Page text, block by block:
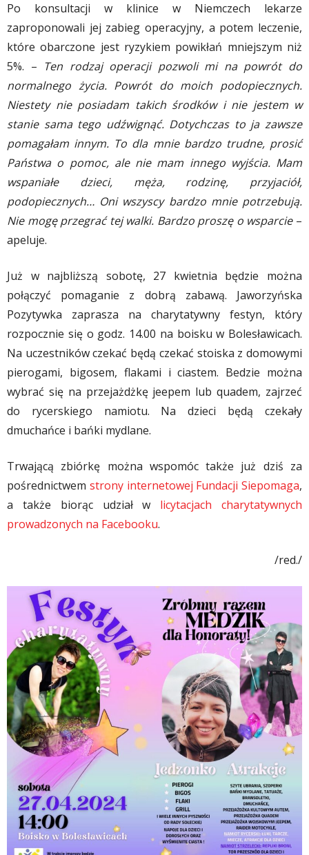
Po konsultacji w klinice w Niemczech lekarze
zaproponowali jej zabieg operacyjny, a potem leczenie,
które obarczone jest ryzykiem powikłań mniejszym niż
5%. – Ten rodzaj operacji pozwoli mi na powrót do
normalnego życia. Powrót do moich podopiecznych.
Niestety nie posiadam takich środków i nie jestem w
stanie sama tego udźwignąć. Dotychczas to ja zawsze
pomagałam innym. To dla mnie bardzo trudne, prosić
Państwa o pomoc, ale nie mam innego wyjścia. Mam
wspaniałe dzieci, męża, rodzinę, przyjaciół,
podopiecznych… Oni wszyscy bardzo mnie potrzebują.
Nie mogę przegrać tej walki. Bardzo proszę o wsparcie–
apeluje.
Już w najbliższą sobotę, 27 kwietnia będzie można
połączyć pomaganie z dobrą zabawą. Jaworzyńska
Pozytywka zaprasza na charytatywny festyn, który
rozpocznie się o godz. 14.00 na boisku w Bolesławicach.
Na uczestników czekać będą czekać stoiska z domowymi
pierogami, bigosem, flakami i ciastem. Bedzie można
wybrać się na przejażdżkę jeepem lub quadem, zajrzeć
do rycerskiego namiotu. Na dzieci będą czekały
dmuchańce i bańki mydlane.
Trwającą zbiórkę można wspomóc także już dziś za
pośrednictwem strony internetowej Fundacji Siepomaga,
a także biorąc udział w licytacjach charytatywnych
prowadzonych na Facebooku.
/red./